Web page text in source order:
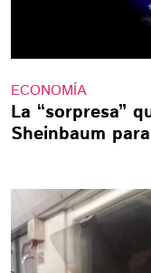
ECONOMÍA
La “sorpresa”
Sheinbaum